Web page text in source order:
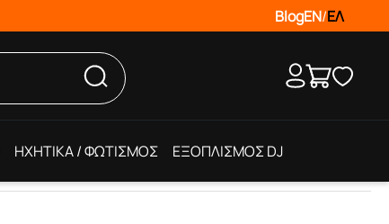
BlogEN/ΕΛ
ΗΧΗΤΙΚΑ / ΦΩΤΙΣΜΟΣ ΕΞΟΠΛΙΣΜΟΣ DJ